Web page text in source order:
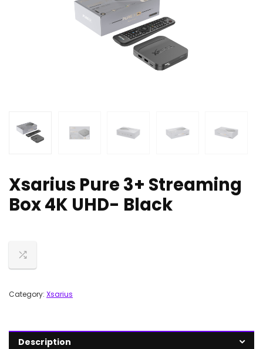
Xsarius Pure 3+ Streaming
Box 4K UHD- Black
Category: Xsarius
Description